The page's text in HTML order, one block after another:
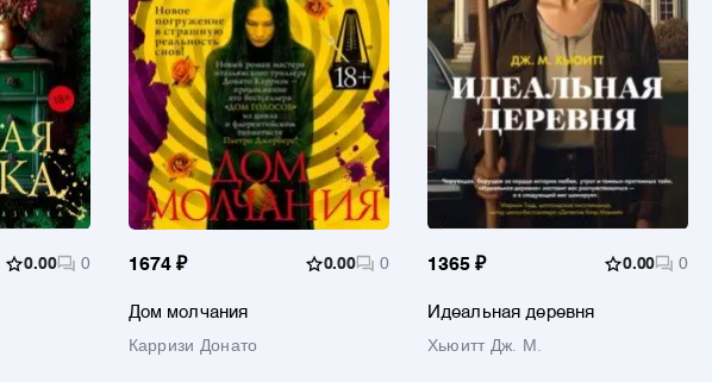
0.00 0 1674 ₽ 0.00 0
Дом молчания
Карризи Донато
1365 ₽ 0.00 0
Идеальная деревня
Хьюитт Дж. М.